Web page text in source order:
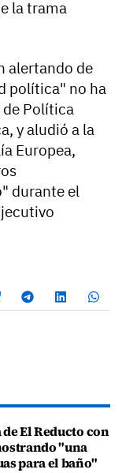
la trama
alertando de
política" no ha
Política
y aludió a la
Europea,
durante el
El Reducto con
"una
para el baño"